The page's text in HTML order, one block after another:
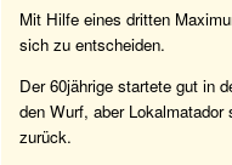
Mit Hilfe eines dritten
sich zu entscheiden.
Der 60jährige startete gut in
den Wurf, aber
zurück.